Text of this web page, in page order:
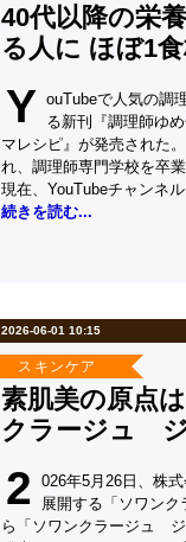
40代以降の栄
る人に ほぼ1
Y ouTubeで人気の調
る新刊『調理師ゆ
マレシピ』が発売された
れ、調理師専門学校を卒
現在、YouTubeチャンネ
続きを読む...
2026-06-01 10:15
スキンケア
素肌美の原点
クラージュ
2 026年5月26日、株
展開する「ソワン
ら「ソワンクラージュ